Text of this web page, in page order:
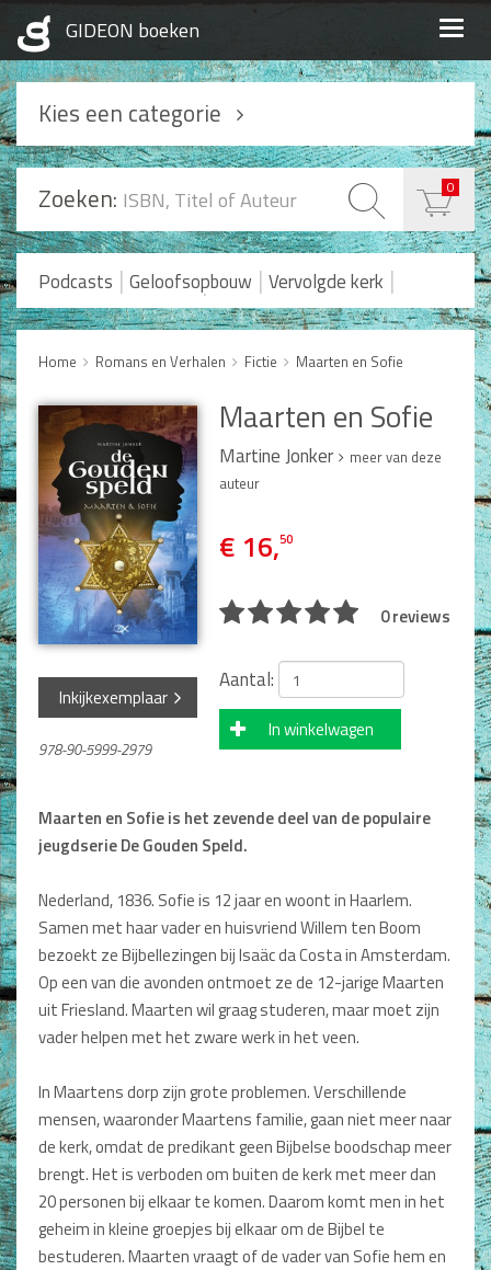
Kies een categorie
Podcasts
Geloofsopbouw
Praktisch Christen zijn
Levensverhalen
Huwelijk en Gezin
Opvoeding
Alle producten
Man / Vrouw
Man
Vrouw
Alle producten
Seksualiteit
Jongerenboeken
Kinderboeken
Kinderbijbels
Zelf lezen
Doeboeken
Cadeauboeken
Gideonietjes
Dagboeken
Bijbel en Wetenschap
Alphacursus
Vervolgde kerk
Evangelisatie en Zending
Zoeken: 0
Podcasts | Geloofsopbouw | Vervolgde kerk |
Romans en Verhalen|Koopjes
Home Romans en Verhalen Fictie Maarten en Sofie
Inkijkexemplaar
978-90-5999-2979
Maarten en Sofie
Martine Jonker
meer van deze
auteur
€ 16,50
0 reviews
Aantal:
In winkelwagen
Maarten en Sofie is het zevende deel van de populaire
jeugdserie De Gouden Speld.
Nederland, 1836. Sofie is 12 jaar en woont in Haarlem.
Samen met haar vader en huisvriend Willem ten Boom
bezoekt ze Bijbellezingen bij Isaäc da Costa in Amsterdam.
Op een van die avonden ontmoet ze de 12-jarige Maarten
uit Friesland. Maarten wil graag studeren, maar moet zijn
vader helpen met het zware werk in het veen.
In Maartens dorp zijn grote problemen. Verschillende
mensen, waaronder Maartens familie, gaan niet meer naar
de kerk, omdat de predikant geen Bijbelse boodschap meer
brengt. Het is verboden om buiten de kerk met meer dan
20 personen bij elkaar te komen. Daarom komt men in het
geheim in kleine groepjes bij elkaar om de Bijbel te
bestuderen. Maarten vraagt of de vader van Sofie hem en